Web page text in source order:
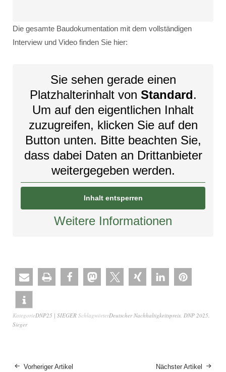
Die gesamte Baudokumentation mit dem vollständigen
Interview und Video finden Sie hier:
Sie sehen gerade einen
Platzhalterinhalt von Standard.
Um auf den eigentlichen Inhalt
zuzugreifen, klicken Sie auf den
Button unten. Bitte beachten Sie,
dass dabei Daten an Drittanbieter
weitergegeben werden.
Inhalt entsperren
Weitere Informationen
KategorieDNP25 | SIEGER SchlagwörterDeutscher Nachhaltigkeitspreis, DNP 2025,
Sieger
Vorheriger Artikel Nächster Artikel